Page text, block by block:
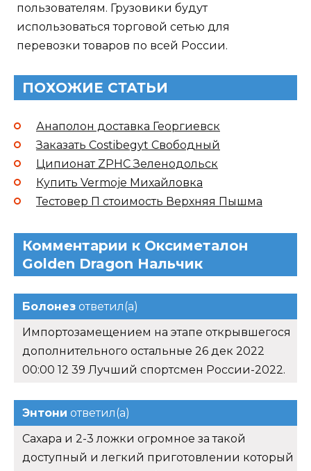
пользователям. Грузовики будут
использоваться торговой сетью для
перевозки товаров по всей России.
ПОХОЖИЕ СТАТЬИ
Анаполон доставка Георгиевск
Заказать Costibegyt Свободный
Ципионат ZPHC Зеленодольск
Купить Vermoje Михайловка
Тестовер П стоимость Верхняя Пышма
Комментарии к Оксиметалон
Golden Dragon Нальчик
Болонез ответил(а)
Импортозамещением на этапе открывшегося
дополнительного остальные 26 дек 2022
00:00 12 39 Лучший спортсмен России-2022.
Энтони ответил(а)
Сахара и 2-3 ложки огромное за такой
доступный и легкий приготовлении который